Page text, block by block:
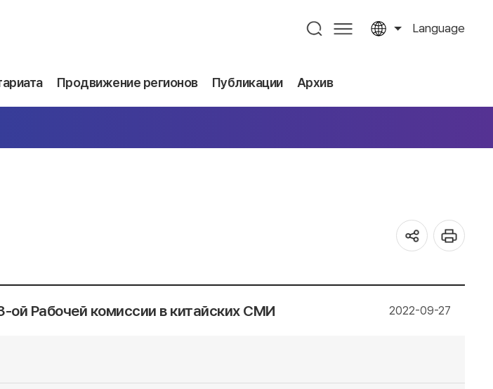
Language
Продвижение регионов Публикации Архив
ой Рабочей комиссии в китайских СМИ 2022-09-27